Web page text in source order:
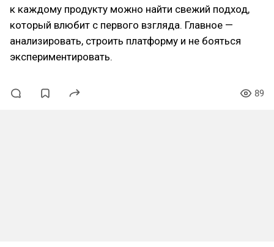
к каждому продукту можно найти свежий подход,
который влюбит с первого взгляда. Главное —
анализировать, строить платформу и не бояться
экспериментировать.
89